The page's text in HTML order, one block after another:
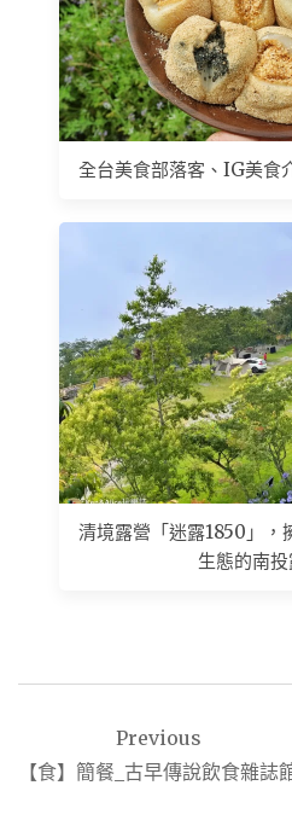
全台美食部落客、IG美食
清境露營「迷露1850」，
生態的南
章
導
Previous
【食】簡餐_古早傳說飲食雜誌